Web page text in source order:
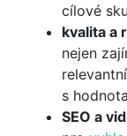
cílové
kvalita a
nejen
s
SEO a